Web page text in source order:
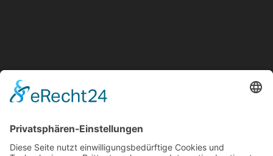
Mollenhauer Adresse